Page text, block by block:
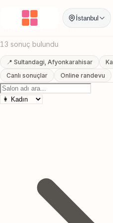
İstanbul
Anasayfa / Afyonkarahisar
Sultandagi,
13 sonuç bulundu
📍 Sultandagi, Afyonkarahisar
Canlı sonuçlar
Online randevu